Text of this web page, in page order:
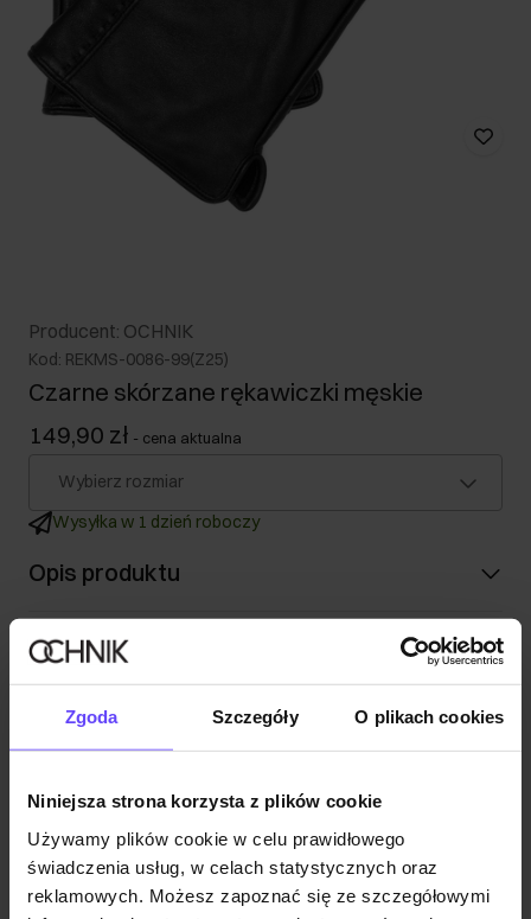
Zgoda Szczegóły O plikach cookies
Niniejsza strona korzysta z plików cookie
Używamy plików cookie w celu prawidłowego
świadczenia usług, w celach statystycznych oraz
reklamowych. Możesz zapoznać się ze szczegółowymi
Producent: OCHNIK
Kod: REKMS-0086-99(Z25)
Czarne skórzane rękawiczki męskie
149,90 zł - cena aktualna
Wybierz rozmiar
Wysyłka w 1 dzień roboczy
Opis produktu
Szczegóły
Skład
Opinie